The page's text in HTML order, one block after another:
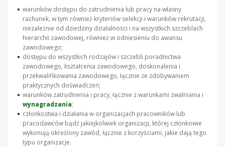
warunków dostępu do zatrudnienia lub pracy na własny
rachunek, w tym również kryteriów selekcji i warunków rekrutacji,
niezależnie od dziedziny działalności i na wszystkich szczeblach
hierarchii zawodowej, również w odniesieniu do awansu
zawodowego;
dostępu do wszystkich rodzajów i szczebli poradnictwa
zawodowego, kształcenia zawodowego, doskonalenia i
przekwalifikowania zawodowego, łącznie ze zdobywaniem
praktycznych doświadczeń;
warunków zatrudnienia i pracy, łącznie z warunkami zwalniania i
wynagradzania;
członkostwa i działania w organizacjach pracowników lub
pracodawców bądź jakiejkolwiek organizacji, której członkowie
wykonują określony zawód, łącznie z korzyściami, jakie dają tego
typu organizacje.